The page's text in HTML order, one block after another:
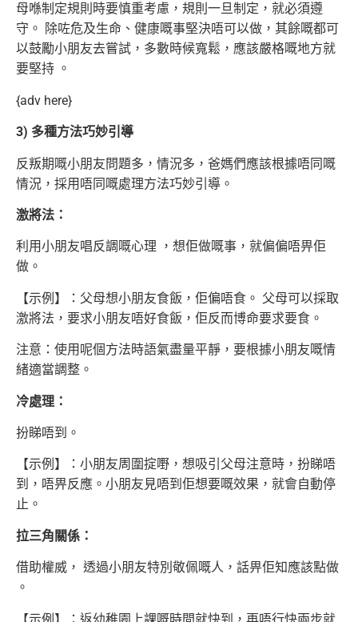
母喺制定規則時要慎重考慮， 規則一旦制定，就必須遵
守。 除咗危及生命、健康嘅事堅決唔可以做，其餘嘅都可
以鼓勵小朋友去嘗試，多數時候寬鬆，應該嚴格嘅地方就
要堅持 。
{adv here}
3) 多種方法巧妙引導
反叛期嘅小朋友問題多，情況多，爸媽們應該根據唔同嘅
情況，採用唔同嘅處理方法巧妙引導。
激將法：
利用小朋友唱反調嘅心理 ，想佢做嘅事，就偏偏唔畀佢
做。
【示例】：父母想小朋友食飯，佢偏唔食。 父母可以採取
激將法，要求小朋友唔好食飯，佢反而博命要求要食。
注意：使用呢個方法時語氣盡量平靜，要根據小朋友嘅情
緒適當調整。
冷處理：
扮睇唔到。
【示例】：小朋友周圍掟嘢，想吸引父母注意時，扮睇唔
到，唔畀反應。小朋友見唔到佢想要嘅效果，就會自動停
止。
拉三角關係：
借助權威， 透過小朋友特別敬佩嘅人，話畀佢知應該點做
。
【示例】：返幼稚園上課嘅時間就快到，再唔行快兩步就